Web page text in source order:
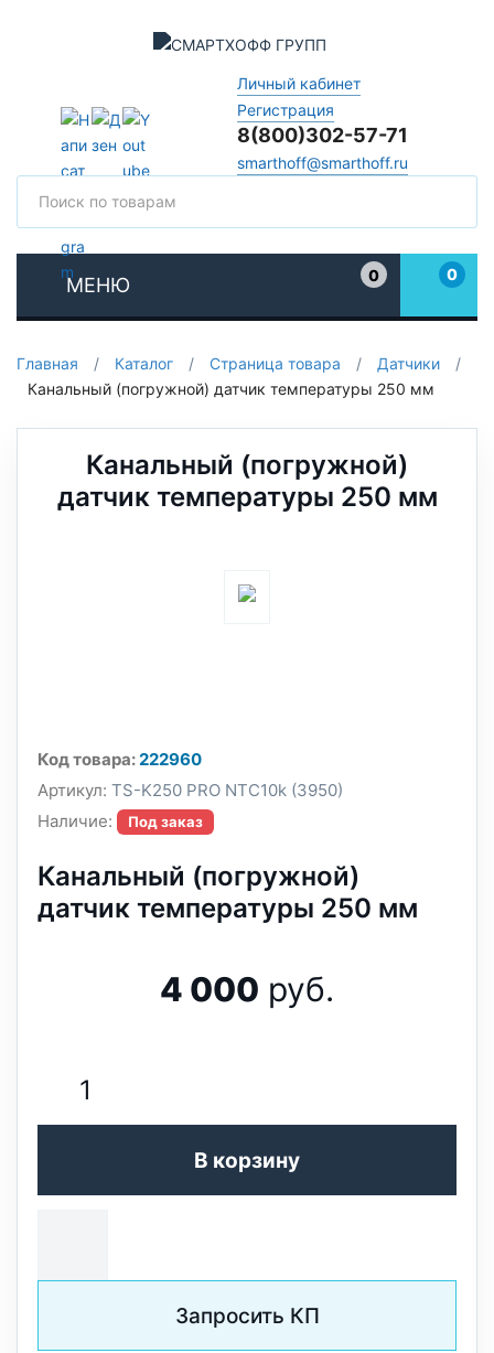
Личный кабинет
Регистрация
8(800)302-57-71
smarthoff@smarthoff.ru
МЕНЮ
0
0
Главная / Каталог / Страница товара / Датчики
/
Канальный (погружной) датчик температуры 250 мм
Канальный (погружной)
датчик температуры 250 мм
Код товара:222960
Артикул: TS-K250 PRO NTC10k (3950)
Наличие:
Под заказ
Канальный (погружной)
датчик температуры 250 мм
4 000 руб.
В корзину
Запросить КП